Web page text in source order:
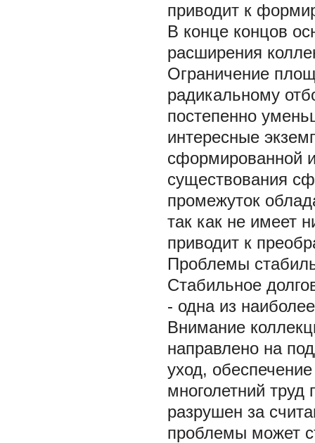
приводит к
В конце концов
расширения
Ограничение
радикальному
постепенно
интересные
сформированной
существования
промежуток
так как не имеет
приводит к
Проблемы
Стабильное
- одна из
Внимание
направлено на
уход,
многолетний
разрушен за
проблемы может